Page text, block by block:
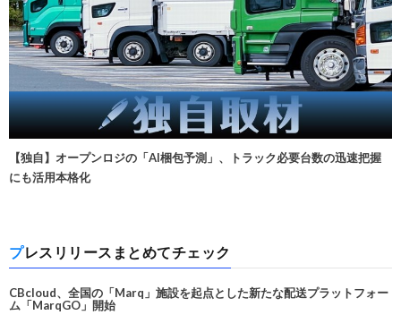
【独自】オープンロジの「AI梱包予測」、トラック必要台数の迅速把握
にも活用本格化
プレスリリースまとめてチェック
CBcloud、全国の「Marq」施設を起点とした新たな配送プラットフォー
ム「MarqGO」開始